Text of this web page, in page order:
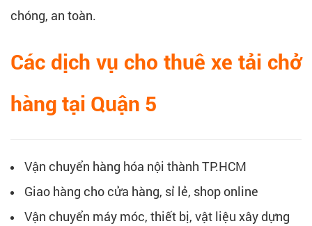
chóng, an toàn.
Các dịch vụ cho thuê xe tải chở
hàng tại Quận 5
Vận chuyển hàng hóa nội thành TP.HCM
Giao hàng cho cửa hàng, sỉ lẻ, shop online
Vận chuyển máy móc, thiết bị, vật liệu xây dựng